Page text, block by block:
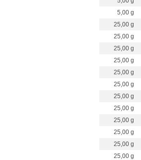
5,00 g
25,00 g
25,00 g
25,00 g
25,00 g
25,00 g
25,00 g
25,00 g
25,00 g
25,00 g
25,00 g
25,00 g
25,00 g